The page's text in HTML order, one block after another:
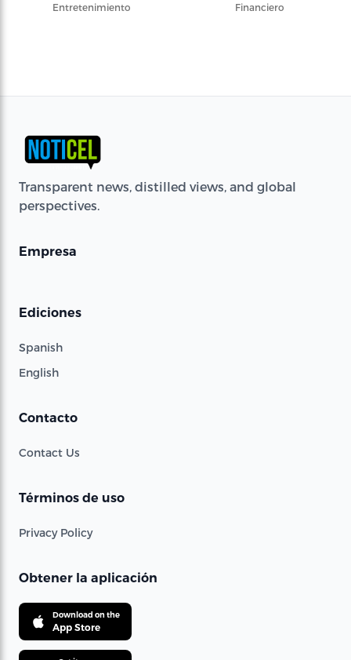
Entretenimiento
Financiero
Transparent news, distilled views, and global
perspectives.
Empresa
Ediciones
Spanish
English
Contacto
Contact Us
Términos de uso
Privacy Policy
Obtener la aplicación
Download on the
App Store